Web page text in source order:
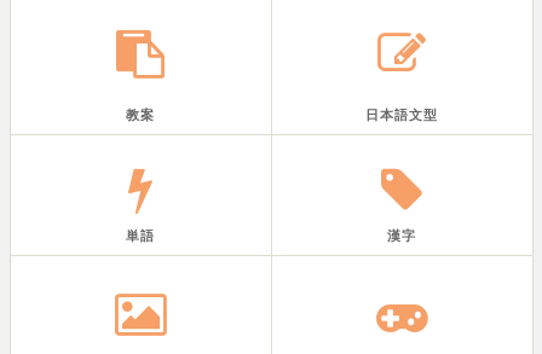
教案 日本語文型
単語 漢字